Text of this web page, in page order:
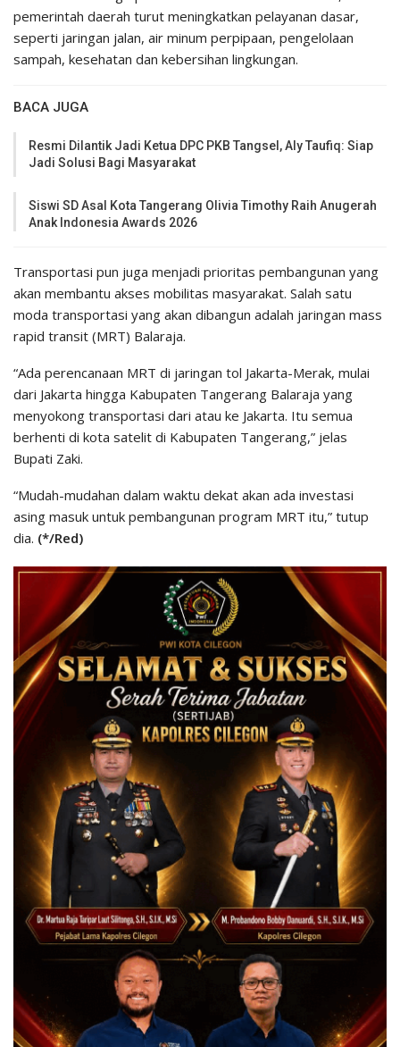
pemerintah daerah turut meningkatkan pelayanan dasar,
seperti jaringan jalan, air minum perpipaan, pengelolaan
sampah, kesehatan dan kebersihan lingkungan.
BACA JUGA
Resmi Dilantik Jadi Ketua DPC PKB Tangsel, Aly Taufiq: Siap
Jadi Solusi Bagi Masyarakat
Siswi SD Asal Kota Tangerang Olivia Timothy Raih Anugerah
Anak Indonesia Awards 2026
Transportasi pun juga menjadi prioritas pembangunan yang
akan membantu akses mobilitas masyarakat. Salah satu
moda transportasi yang akan dibangun adalah jaringan mass
rapid transit (MRT) Balaraja.
“Ada perencanaan MRT di jaringan tol Jakarta-Merak, mulai
dari Jakarta hingga Kabupaten Tangerang Balaraja yang
menyokong transportasi dari atau ke Jakarta. Itu semua
berhenti di kota satelit di Kabupaten Tangerang,” jelas
Bupati Zaki.
“Mudah-mudahan dalam waktu dekat akan ada investasi
asing masuk untuk pembangunan program MRT itu,” tutup
dia. (*/Red)